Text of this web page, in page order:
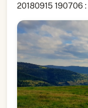
20180915 190706 :